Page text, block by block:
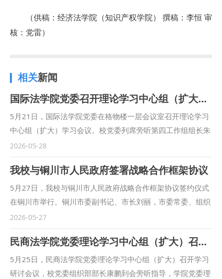
（供稿：经济法学院（知识产权学院） 撰稿：李恒 审
核：党雷）
相关新闻
国际法学院党委召开理论学习中心组（扩大）学习会议
5月21日，国际法学院党委在格物楼一层会议室召开理论学习
中心组（扩大）学习会议。校党委列席旁听第四工作组组长朱
茂到会指导，学院党委理论学习中心组成员、各党支部书记、
教研室主任、科级干部及学工干部参加学习，学院党委书记李
立主持会议。 会议传达学习了习近平总书记就推动哲学社会
科学高质量发展作出的重要指示精神，重温了习近平总书记在
哲学社会科学工作座谈会上发表的重要讲话。学院院长张超
汉、副院长吕江、贺小丽围绕学习内容，结合工作实际进行交
流发言。 朱茂对会议进行了点评，充分肯定本次学习选题精
准、内容丰富，班子成员发言感悟深透、学用结合，达到了预
期学习效果。他表示，希望学院以此次学习为契机，结合学科
特色与育人实际部署落实举措，切实把学习成效转化为强化学
2026-05-28
我校与铜川市人民政府签署战略合作框架协议
5月27日，我校与铜川市人民政府战略合作框架协议签约仪式
在铜川市举行。铜川市委副书记、市长刘丽，市委常委、组织
部部长王廷栋，校党委书记赵万东、副校长常安出席活动。铜
川市政府党组成员、副市长李鹏主持会议。 王廷栋介绍了铜
川市发展情况，常安介绍了调研目的及双方合作情况，铜川市
司法局党组书记、局长王昕介绍了法治铜川建设情况。 赵万
东对铜川市委、市政府长期以来给予学校发展的关心和支持表
2026-05-27
民商法学院党委理论学习中心组（扩大）召开学习研讨会议
5月25日，民商法学院党委理论学习中心组（扩大）召开学习
研讨会议，校党委组织部部长康鹏到会旁听指导，学院党委理